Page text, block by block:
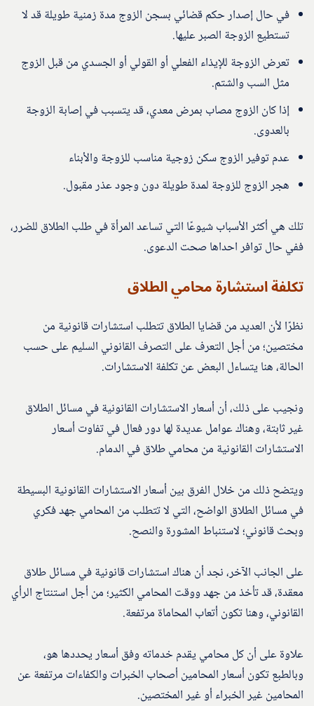
في حال إصدار حكم قضائي بسجن الزوج مدة زمنية طويلة قد لا
تستطيع الزوجة الصبر عليها.
تعرض الزوجة للإيذاء الفعلي أو القولي أو الجسدي من قبل الزوج
مثل السب والشتم.
إذا كان الزوج مصاب بمرض معدي، قد يتسبب في إصابة الزوجة
بالعدوى.
عدم توفير الزوج سكن زوجية مناسب للزوجة والأبناء
هجر الزوج للزوجة لمدة طويلة دون وجود عذر مقبول.
تلك هي أكثر الأسباب شيوعًا التي تساعد المرأة في طلب الطلاق للضرر،
ففي حال توافر احداها صحت الدعوى.
تكلفة استشارة محامي الطلاق
نظرًا لأن العديد من قضايا الطلاق تتطلب استشارات قانونية من
مختصين؛ من أجل التعرف على التصرف القانوني السليم على حسب
الحالة، هنا يتساءل البعض عن تكلفة الاستشارات.
ونجيب على ذلك، أن أسعار الاستشارات القانونية في مسائل الطلاق
غير ثابتة، وهناك عوامل عديدة لها دور فعال في تفاوت أسعار
الاستشارات القانونية من محامي طلاق في الدمام.
ويتضح ذلك من خلال الفرق بين أسعار الاستشارات القانونية البسيطة
في مسائل الطلاق الواضح، التي لا تتطلب من المحامي جهد فكري
وبحث قانوني؛ لاستنباط المشورة والنصح.
على الجانب الآخر، نجد أن هناك استشارات قانونية في مسائل طلاق
معقدة، قد تأخذ من جهد ووقت المحامي الكثير؛ من أجل استنتاج الرأي
القانوني، وهنا تكون أتعاب المحاماة مرتفعة.
علاوة على أن كل محامي يقدم خدماته وفق أسعار يحددها هو،
وبالطبع تكون أسعار المحامين أصحاب الخبرات والكفاءات مرتفعة عن
المحامين غير الخبراء أو غير المختصين.